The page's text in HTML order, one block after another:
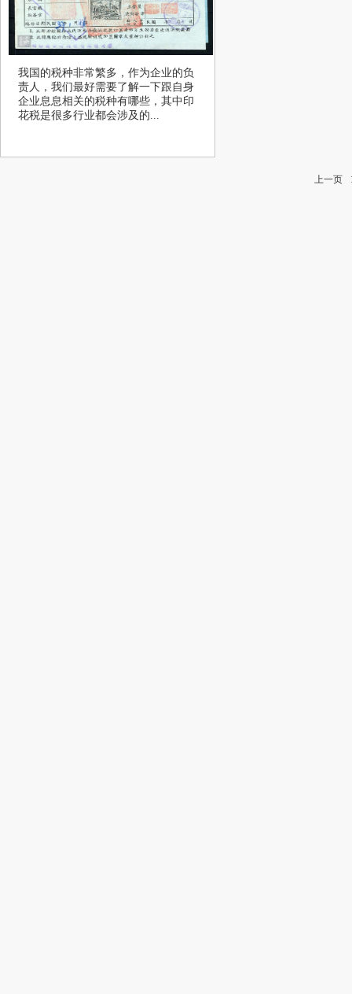
我国的税种非常繁多，作为企业的负
责人，我们最好需要了解一下跟自身
企业息息相关的税种有哪些，其中印
花税是很多行业都会涉及的...
上一页